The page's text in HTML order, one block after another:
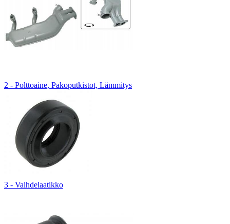
2 - Polttoaine, Pakoputkistot, Lämmitys
3 - Vaihdelaatikko